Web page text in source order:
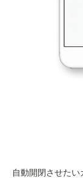
自動開閉させた